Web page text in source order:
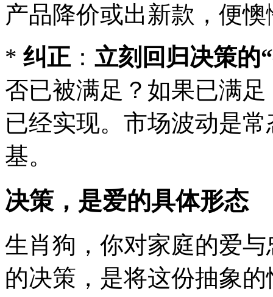
产品降价或出新款，便
* 纠正： 立刻回归决策的
否已被满足？如果已满
已经实现。市场波动是
基。
决策，是爱的具体形态
生肖狗，你对家庭的爱
的决策，是将这份抽象